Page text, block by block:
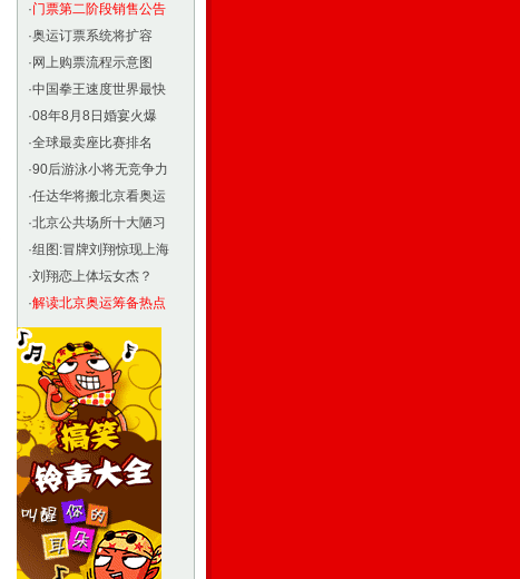
·门票第二阶段销售公告
·奥运订票系统将扩容
· 网上购票流程示意图
·中国拳王速度世界最快
·08年8月8日婚宴火爆
·全球最卖座比赛排名
·90后游泳小将无竞争力
·任达华将搬北京看奥运
·北京公共场所十大陋习
·组图:冒牌刘翔惊现上海
·刘翔恋上体坛女杰？
·解读北京奥运筹备热点